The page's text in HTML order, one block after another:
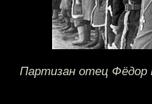
Партизан отец Фёдор